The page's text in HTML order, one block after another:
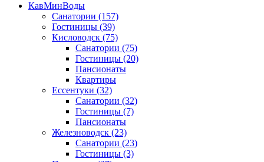
КавМинВоды
Санатории (157)
Гостиницы (39)
Кисловодск (75)
Санатории (75)
Гостиницы (20)
Пансионаты
Квартиры
Ессентуки (32)
Санатории (32)
Гостиницы (7)
Пансионаты
Железноводск (23)
Санатории (23)
Гостиницы (3)